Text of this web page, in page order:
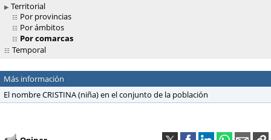
Territorial
Por provincias
Por ámbitos
Por comarcas
Temporal
Más información
El nombre CRISTINA (niña) en el conjunto de la población